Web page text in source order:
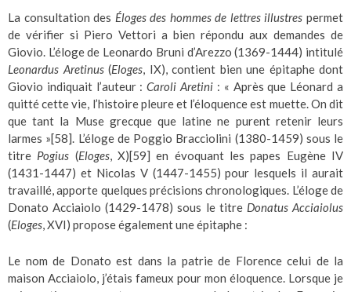
La consultation des Éloges des hommes de lettres illustres permet
de vérifier si Piero Vettori a bien répondu aux demandes de
Giovio. L’éloge de Leonardo Bruni d’Arezzo (1369-1444) intitulé
Leonardus Aretinus (Eloges, IX), contient bien une épitaphe dont
Giovio indiquait l’auteur :Caroli Aretini : « Après que Léonard a
quitté cette vie, l’histoire pleure et l’éloquence est muette. On dit
que tant la Muse grecque que latine ne purent retenir leurs
larmes »[58]. L’éloge de Poggio Bracciolini (1380-1459) sous le
titre Pogius (Eloges, X)[59] en évoquant les papes Eugène IV
(1431-1447) et Nicolas V (1447-1455) pour lesquels il aurait
travaillé, apporte quelques précisions chronologiques. L’éloge de
Donato Acciaiolo (1429-1478) sous le titre Donatus Acciaiolus
(Eloges, XVI) propose également une épitaphe :
Le nom de Donato est dans la patrie de Florence celui de la
maison Acciaiolo, j’étais fameux pour mon éloquence. Lorsque je